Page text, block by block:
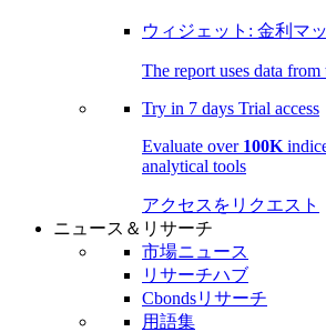
ウィジェット: 金利マ
The report uses data from
Try in 7 days Trial access
Evaluate over 100K
analytical tools
アクセスをリクエスト
ニュース＆リサーチ
市場ニュース
リサーチハブ
Cbondsリサーチ
用語集